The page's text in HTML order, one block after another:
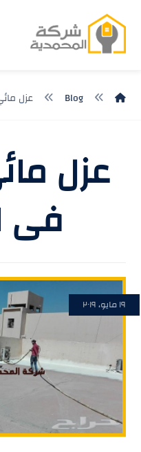
Blog عزل
عزل
فى
١٩ مايو، ٢٠١٩